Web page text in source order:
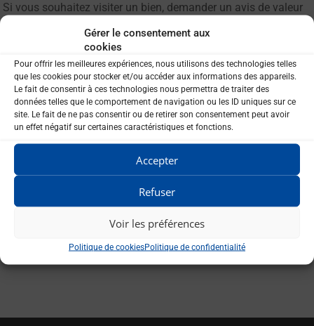
Gérer le consentement aux
cookies
Pour offrir les meilleures expériences, nous utilisons des technologies telles
que les cookies pour stocker et/ou accéder aux informations des appareils.
Le fait de consentir à ces technologies nous permettra de traiter des
données telles que le comportement de navigation ou les ID uniques sur ce
site. Le fait de ne pas consentir ou de retirer son consentement peut avoir
un effet négatif sur certaines caractéristiques et fonctions.
Accepter
Refuser
Voir les préférences
Politique de cookiesPolitique de confidentialité
Si vous souhaitez visiter un bien, demander un avis de valeur
de votre bien ou tout simplement nous faire part de votre futur
projet, Fabienne est à votre écoute !
MIEUX NOUS CONNAÎTRE
Découvrez les biens de l'agence de
Saint Jean de Monts
Trier par: Prix décroissant